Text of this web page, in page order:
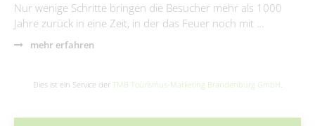
Nur wenige Schritte bringen die Besucher mehr als 1000
Jahre zurück in eine Zeit, in der das Feuer noch mit …
mehr erfahren
Dies ist ein Service der TMB Tourismus-Marketing Brandenburg GmbH.